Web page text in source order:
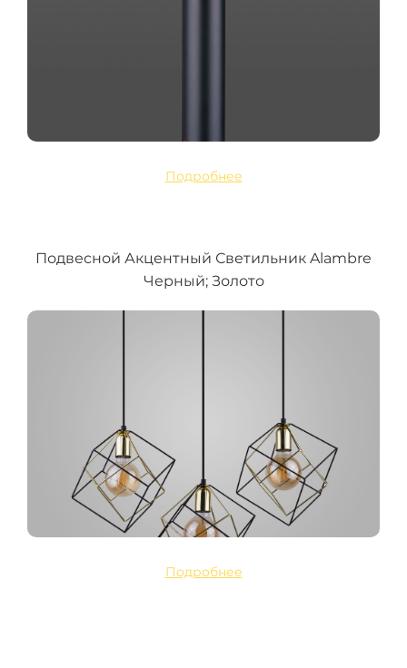
Подробнее
Подвесной Акцентный Светильник Alambre
Черный; Золото
Подробнее